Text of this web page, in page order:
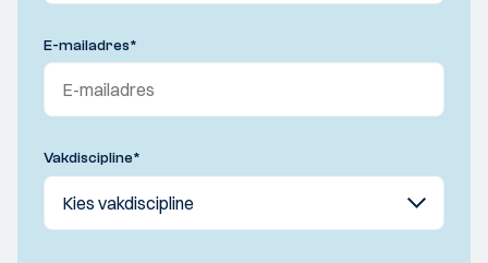
E-mailadres*
Vakdiscipline*